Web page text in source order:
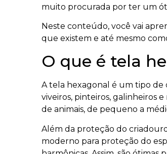
muito procurada por ter um
Neste conteúdo, você vai
que existem e até mesmo
O que é tela
A tela hexagonal é um tipo de
viveiros, pinteiros, galinheiros
de animais, de pequeno a
Além da proteção do
moderno para proteção do